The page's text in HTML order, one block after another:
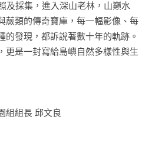
及採集，進入深山老林，山巔水
蕨類的傳奇寶庫，每一幅影像、每
的發現，都訴說著數十年的軌跡。
更是一封寫給島嶼自然多樣性與生
組組長 邱文良